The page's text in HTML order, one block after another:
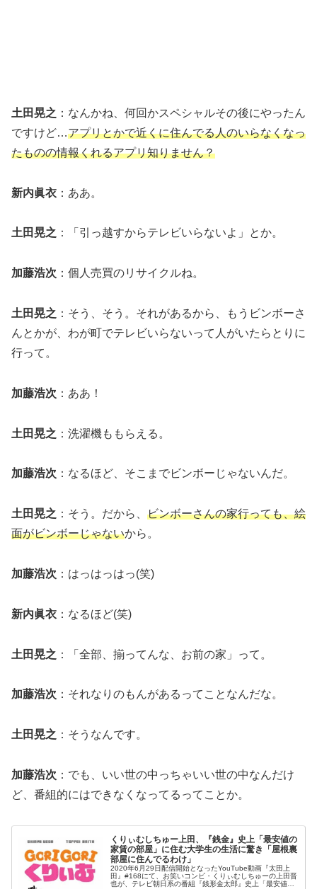
土田晃之 ：なんかね、何回かスペシャルその後にやったん
ですけど…アプリとかで近くに住んでる人のいらなくなっ
たものの情報くれるアプリ知りません？
新内眞衣 ：ああ。
土田晃之 ：「引っ越すからテレビいらないよ」とか。
加藤浩次 ：個人売買のリサイクルね。
土田晃之 ：そう、そう。それがあるから、もうビンボーさ
んとかが、わが町でテレビいらないって人がいたらとりに
行って。
加藤浩次 ：ああ！
土田晃之 ：洗濯機ももらえる。
加藤浩次 ：なるほど、そこまでビンボーじゃないんだ。
土田晃之 ：そう。だから、 ビンボーさんの家行っても、絵
面がビンボーじゃないから。
加藤浩次 ：はっはっはっ(笑)
新内眞衣 ：なるほど(笑)
土田晃之 ：「全部、揃ってんな、お前の家」って。
加藤浩次 ：それなりのもんがあるってことなんだな。
土田晃之 ：そうなんです。
加藤浩次 ：でも、いい世の中っちゃいい世の中なんだけ
ど、番組的にはできなくなってるってことか。
くりぃむしちゅー上田、『銭金』史上「最安値の
家賃の部屋」に住む大学生の生活に驚き「屋根裏
部屋に住んでるわけ」
2020年6月29日配信開始となったYouTube動画『太田上
田』#168にて、お笑いコンビ・くりぃむしちゅーの上田晋
也が、テレビ朝日系の番組『銭形金太郎』史上「最安値の